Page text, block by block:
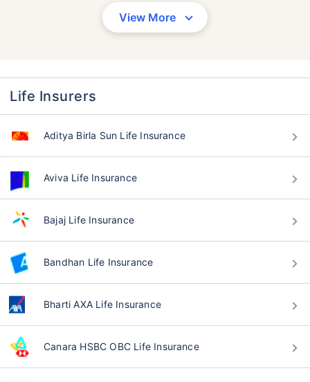
View More
Life Insurers
Aditya Birla Sun Life Insurance
Aviva Life Insurance
Bajaj Life Insurance
Bandhan Life Insurance
Bharti AXA Life Insurance
Canara HSBC OBC Life Insurance
वय टर्म विमा प्रीमियमवर कसा
परिणाम करते
24 वर्षे
₹ 434/महिना*
34 वर्षे
₹ 630/महिना*